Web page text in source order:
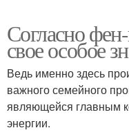
Согласно
свое особое
Ведь именно здесь
важного семейного
являющейся главным
энергии.